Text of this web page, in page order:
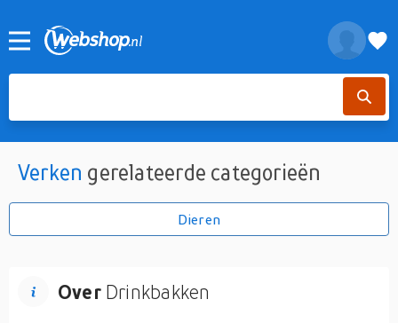
Verken gerelateerde categorieën
Dieren
OverDrinkbakken